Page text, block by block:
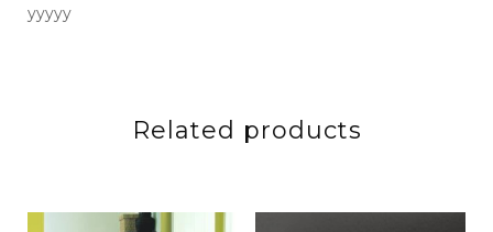
yyyyy
Related products